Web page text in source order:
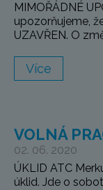
MIMOŘÁDNÉ
upozorňujeme,
UZAVŘEN. O
Více
VOLNÁ
02. 06. 2020
ÚKLID ATC
úklid. Jde o